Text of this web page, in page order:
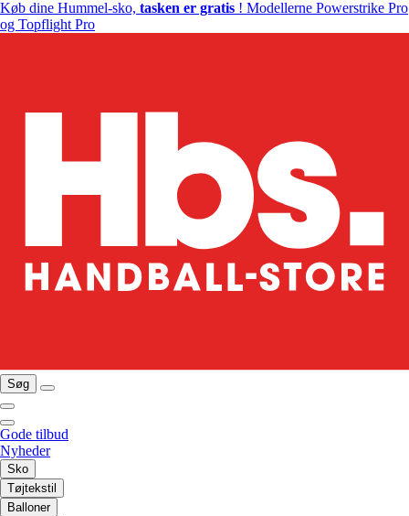
Køb dine Hummel-sko, tasken er gratis ! Modellerne Powerstrike Pro
og Topflight Pro
Søg
Gode tilbud
Nyheder
Sko
Tøjtekstil
Balloner